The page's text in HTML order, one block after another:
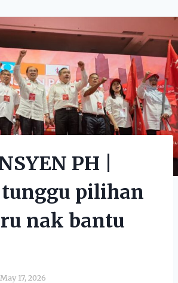
PH |
tunggu pilihan
nak bantu
May 17, 2026